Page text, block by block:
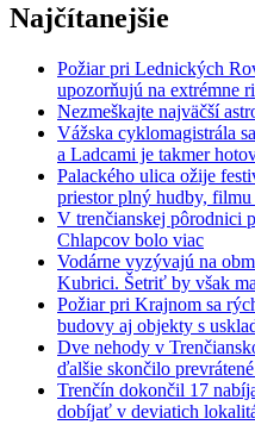
Najčítanejšie
Požiar pri Lednických
upozorňujú na extrémne
Nezmeškajte najväčší
Vážska cyklomagistrála
a Ladcami je takmer
Palackého ulica ožije
priestor plný hudby,
V trenčianskej pôrodnici
Chlapcov bolo viac
Vodárne vyzývajú na
Kubrici. Šetriť by však
Požiar pri Krajnom sa
budovy aj objekty s
Dve nehody v
ďalšie skončilo
Trenčín dokončil 17
dobíjať v deviatich